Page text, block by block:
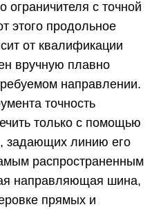
с точной
этого продольное
от квалификации
вручную плавно
направлении.
точность
только с помощью
задающих линию его
распространенным
направляющая шина,
прямых и